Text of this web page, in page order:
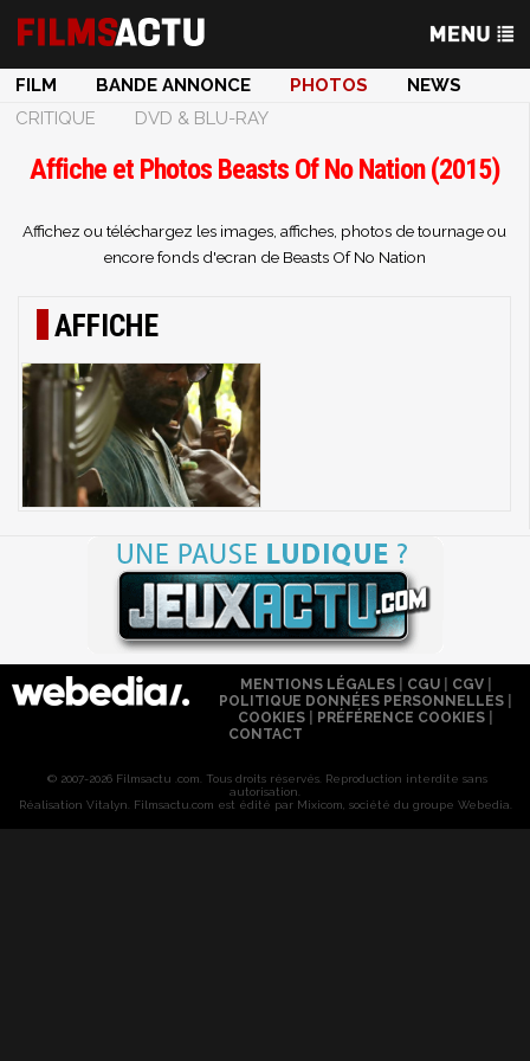
FILM BANDE ANNONCE PHOTOS
NEWS
CRITIQUE
DVD & BLU-RAY
Affiche et Photos Beasts Of No Nation (2015)
Affichez ou téléchargez les images, affiches, photos de tournage ou
encore fonds d'ecran de Beasts Of No Nation
AFFICHE
MENTIONS LÉGALES| CGU| CGV|
POLITIQUE DONNÉES PERSONNELLES
COOKIES
PRÉFÉRENCE COOKIES
CONTACT
© 2007-2026 Filmsactu .com. Tous droits réservés. Reproduction interdite sans
autorisation.
Réalisation Vitalyn . Filmsactu .com est édité par Mixicom, société du groupe Webedia.